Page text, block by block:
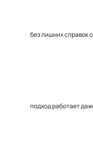
без лишних справок
подход работает